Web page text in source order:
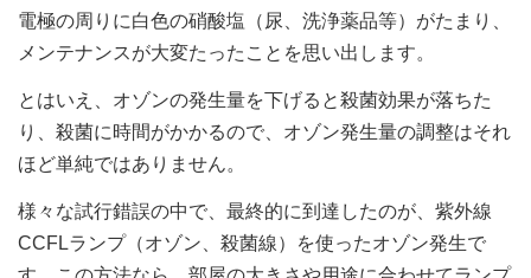
電極の周りに白色の硝酸塩（尿、洗浄薬品等）がたまり、
メンテナンスが大変たったことを思い出します。
とはいえ、オゾンの発生量を下げると殺菌効果が落ちた
り、殺菌に時間がかかるので、オゾン発生量の調整はそれ
ほど単純ではありません。
様々な試行錯誤の中で、最終的に到達したのが、紫外線
CCFLランプ（オゾン、殺菌線）を使ったオゾン発生で